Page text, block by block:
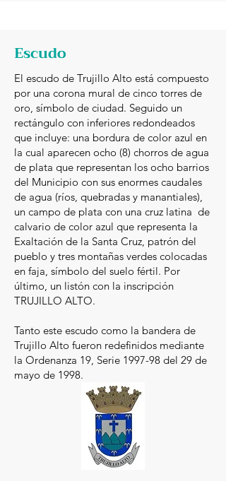
Escudo
El escudo de Trujillo Alto está compuesto
por una corona mural de cinco torres de
oro, símbolo de ciudad. Seguido un
rectángulo con inferiores redondeados
que incluye: una bordura de color azul en
la cual aparecen ocho (8) chorros de agua
de plata que representan los ocho barrios
del Municipio con sus enormes caudales
de agua (ríos, quebradas y manantiales),
un campo de plata con una cruz latina de
calvario de color azul que representa la
Exaltación de la Santa Cruz, patrón del
pueblo y tres montañas verdes colocadas
en faja, símbolo del suelo fértil. Por
último, un listón con la inscripción
TRUJILLO ALTO.
Tanto este escudo como la bandera de
Trujillo Alto fueron redefinidos mediante
la Ordenanza 19, Serie 1997-98 del 29 de
mayo de 1998.